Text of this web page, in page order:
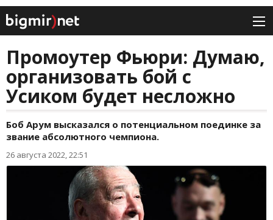
Промоутер Фьюри: Думаю,
организовать бой с
Усиком будет несложно
Боб Арум высказался о потенциальном поединке за
звание абсолютного чемпиона.
26 августа 2022, 22:51